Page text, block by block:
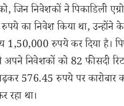
जिन निवेशकों ने पिकाडिली
का निवेश किया था, उन्होंने
1,50,000 रुपये कर दिया है।
निवेशकों को 82 फीसदी
576.45 रुपये पर कारोबार
था।